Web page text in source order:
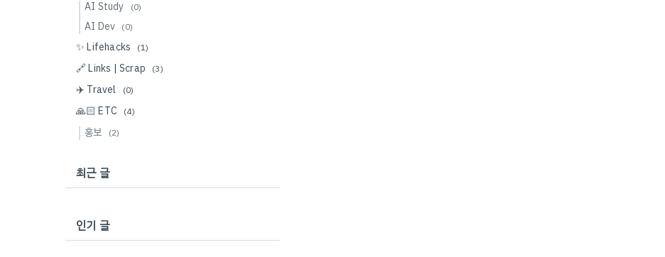
AI Study (0)
AI Dev (0)
✨ Lifehacks (1)
🔗 Links | Scrap (3)
✈️ Travel (0)
🙏🏻 ETC (4)
홍보 (2)
최근 글
인기 글